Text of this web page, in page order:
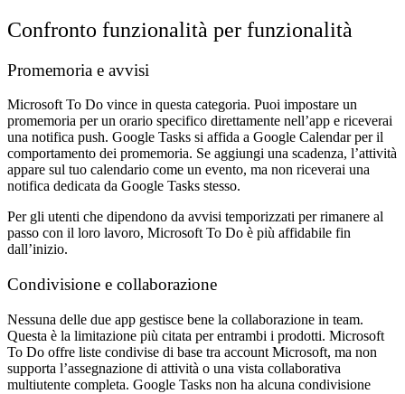
Confronto funzionalità per funzionalità
Promemoria e avvisi
Microsoft To Do vince in questa categoria. Puoi impostare un
promemoria per un orario specifico direttamente nell’app e riceverai
una notifica push. Google Tasks si affida a Google Calendar per il
comportamento dei promemoria. Se aggiungi una scadenza, l’attività
appare sul tuo calendario come un evento, ma non riceverai una
notifica dedicata da Google Tasks stesso.
Per gli utenti che dipendono da avvisi temporizzati per rimanere al
passo con il loro lavoro, Microsoft To Do è più affidabile fin
dall’inizio.
Condivisione e collaborazione
Nessuna delle due app gestisce bene la collaborazione in team.
Questa è la limitazione più citata per entrambi i prodotti. Microsoft
To Do offre liste condivise di base tra account Microsoft, ma non
supporta l’assegnazione di attività o una vista collaborativa
multiutente completa. Google Tasks non ha alcuna condivisione